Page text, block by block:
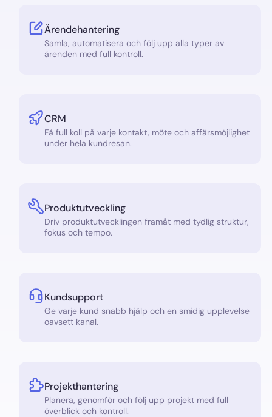
Ärendehantering
Samla, automatisera och följ upp alla typer av
ärenden med full kontroll.
CRM
Få full koll på varje kontakt, möte och affärsmöjlighet
under hela kundresan.
Produktutveckling
Driv produktutvecklingen framåt med tydlig struktur,
fokus och tempo.
Kundsupport
Ge varje kund snabb hjälp och en smidig upplevelse
oavsett kanal.
Projekthantering
Planera, genomför och följ upp projekt med full
överblick och kontroll.